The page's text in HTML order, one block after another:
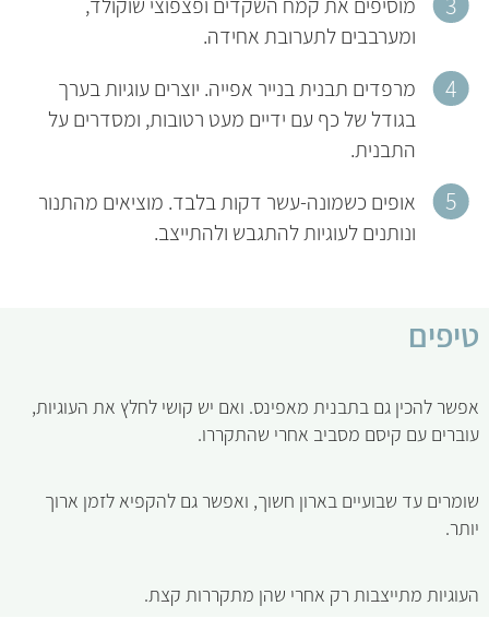
ומערבבים לתערובת אחידה.
מרפדים תבנית בנייר אפייה. יוצרים עוגיות בערך
בגודל של כף עם ידיים מעט רטובות, ומסדרים על
התבנית.
אופים כשמונה-עשר דקות בלבד. מוציאים מהתנור
ונותנים לעוגיות להתגבש ולהתייצב.
טיפים
אפשר להכין גם בתבנית מאפינס. ואם יש קושי לחלץ את העוגיות,
עוברים עם קיסם מסביב אחרי שהתקררו.
שומרים עד שבועיים בארון חשוך, ואפשר גם להקפיא לזמן ארוך
יותר.
העוגיות מתייצבות רק אחרי שהן מתקררות קצת.